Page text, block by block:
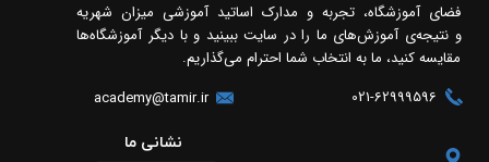
فضای آموزشگاه، تجربه و مدارک اساتید آموزشی میزان شهریه
و نتیجه‌ی آموزش‌های ما را در سایت ببینید و با دیگر آموزشگاه‌ها
مقایسه کنید، ما به انتخاب شما احترام می‌گذاریم.
021-62999596
academy@tamir.ir
​​نشانی ما